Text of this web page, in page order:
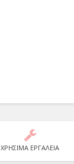
ΧΡΗΣΙΜΑ ΕΡΓΑΛΕΙΑ